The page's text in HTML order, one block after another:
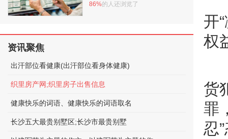
开
权
货
罪
忍
86%的人还浏览了
资讯聚焦
出汗部位看健康(出汗部位看身体健康)
织里房产网;织里房子出售信息
健康快乐的词语、健康快乐的词语取名
长沙五大最贵别墅区;长沙市最贵别墅